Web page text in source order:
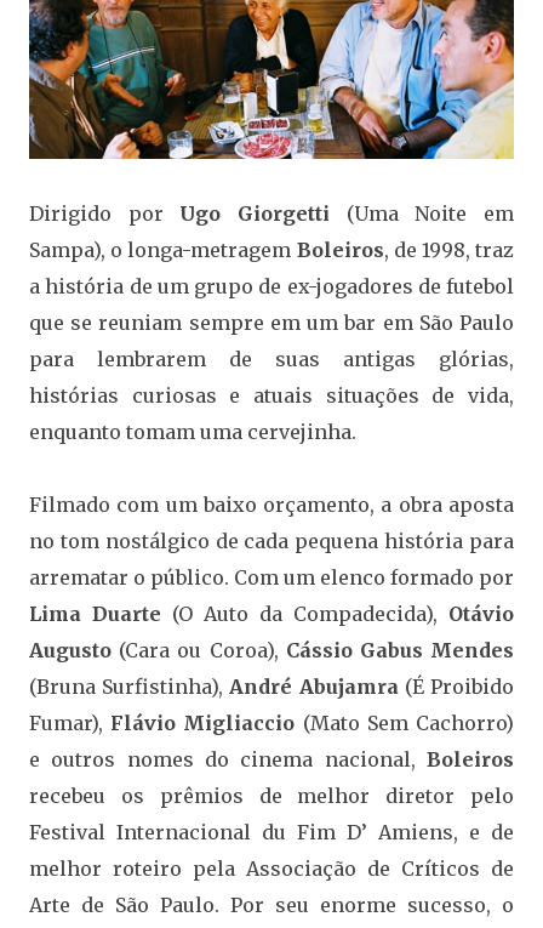
Dirigido por Ugo Giorgetti (Uma Noite em
Sampa), o longa-metragem Boleiros, de 1998, traz
a história de um grupo de ex-jogadores de futebol
que se reuniam sempre em um bar em São Paulo
para lembrarem de suas antigas glórias,
histórias curiosas e atuais situações de vida,
enquanto tomam uma cervejinha.
Filmado com um baixo orçamento, a obra aposta
no tom nostálgico de cada pequena história para
arrematar o público. Com um elenco formado por
Lima Duarte (O Auto da Compadecida), Otávio
Augusto (Cara ou Coroa), Cássio Gabus Mendes
(Bruna Surfistinha),André Abujamra(É Proibido
Fumar), Flávio Migliaccio (Mato Sem Cachorro)
e outros nomes do cinema nacional, Boleiros
recebeu os prêmios de melhor diretor pelo
Festival Internacional du Fim D’ Amiens, e de
melhor roteiro pela Associação de Críticos de
Arte de São Paulo. Por seu enorme sucesso, o